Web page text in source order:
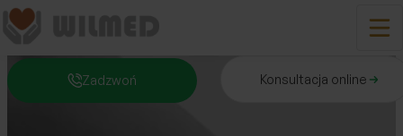
Zadzwoń
Zadzwoń Konsultacja online